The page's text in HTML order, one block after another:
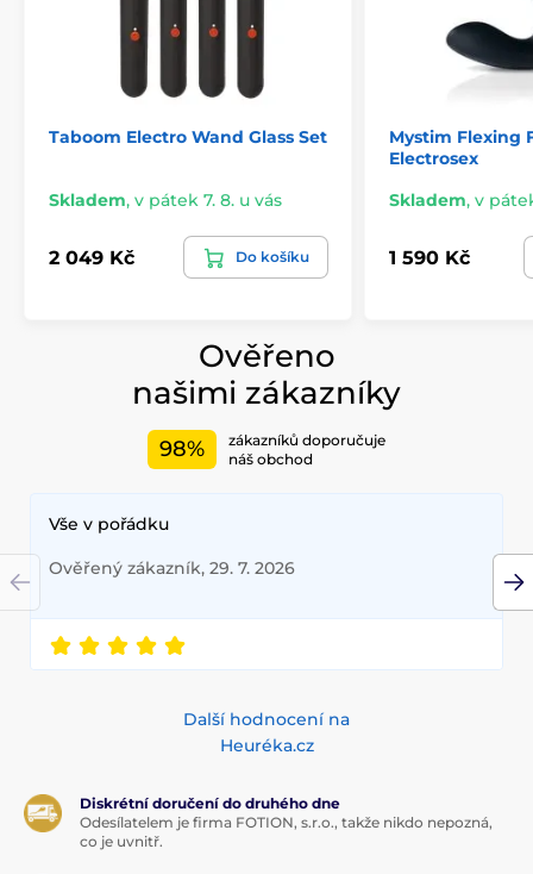
Taboom Electro Wand Glass Set
Skladem, v pátek 7. 8. u vás
2 049 Kč Do košíku
Mystim Flexing
Electrosex
Skladem, v
1 590 Kč
Ověřeno
našimi zákazníky
98%
zákazníků doporučuje
náš obchod
Vše v pořádku
Ověřený zákazník, 29. 7. 2026
Další hodnocení na
Heuréka.cz
Diskrétní doručení do druhého dne
Odesílatelem je firma FOTION, s.r.o., takže nikdo nepozná,
co je uvnitř.